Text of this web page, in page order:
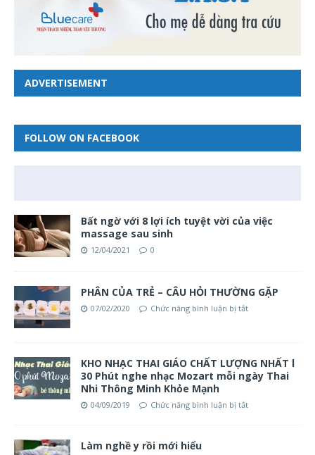
ADVERTISEMENT
FOLLOW ON FACEBOOK
Bất ngờ với 8 lợi ích tuyệt vời của việc
massage sau sinh
12/04/2021 0
PHÂN CỦA TRẺ – CÂU HỎI THƯỜNG GẶP
07/02/2020 Chức năng bình luận bị tắt
KHO NHẠC THAI GIÁO CHẤT LƯỢNG NHẤT l
30 Phút nghe nhạc Mozart mỗi ngày Thai
Nhi Thông Minh Khỏe Mạnh
04/09/2019 Chức năng bình luận bị tắt
Làm nghề y rồi mới hiểu